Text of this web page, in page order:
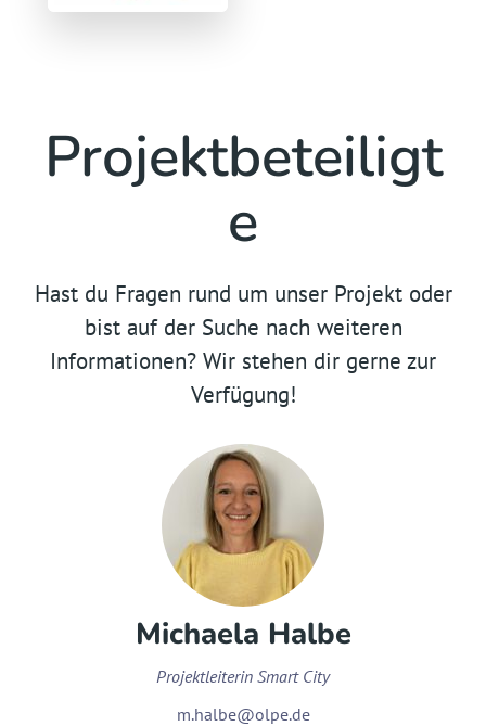
Projektbeteiligt
e
Hast du Fragen rund um unser Projekt oder
bist auf der Suche nach weiteren
Informationen? Wir stehen dir gerne zur
Verfügung!
Michaela Halbe
Projektleiterin Smart City
m.halbe@olpe.de